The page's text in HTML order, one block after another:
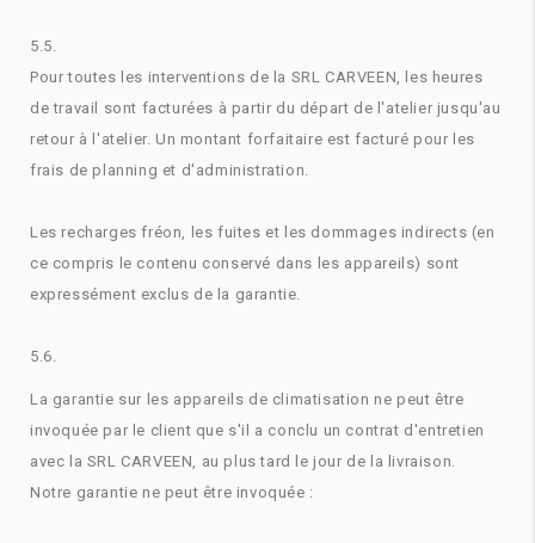
5.5.
Pour toutes les interventions de la SRL CARVEEN, les heures
de travail sont facturées à partir du départ de l'atelier jusqu'au
retour à l'atelier. Un montant forfaitaire est facturé pour les
frais de planning et d'administration.
Les recharges fréon, les fuites et les dommages indirects (en
ce compris le contenu conservé dans les appareils) sont
expressément exclus de la garantie.
5.6.
La garantie sur les appareils de climatisation ne peut être
invoquée par le client que s'il a conclu un contrat d'entretien
avec la SRL CARVEEN, au plus tard le jour de la livraison.
Notre garantie ne peut être invoquée :